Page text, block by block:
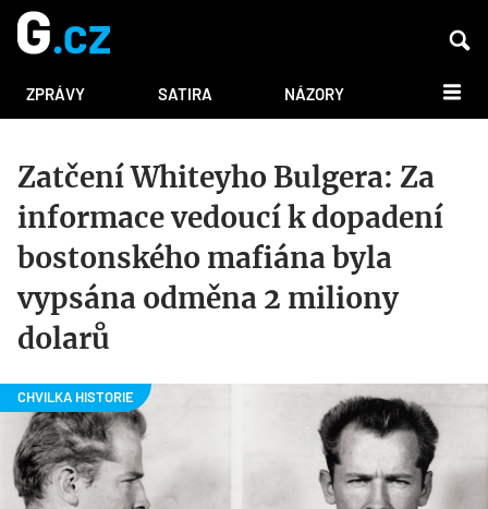
ZPRÁVY SATIRA NÁZORY DALŠÍ
Zatčení Whiteyho Bulgera: Za
informace vedoucí k dopadení
bostonského mafiána byla
vypsána odměna 2 miliony
dolarů